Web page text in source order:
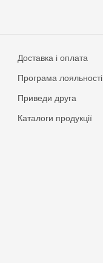
Доставка і оплата
Програма лояльності
Приведи друга
Каталоги продукції